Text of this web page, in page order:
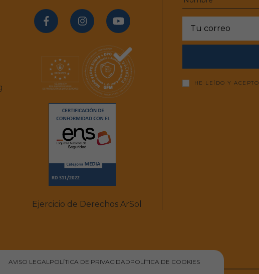
Ejercicio de Derechos ArSol
HE LEÍDO Y ACEPTO
AVISO LEGALPOLÍTICA DE PRIVACIDADPOLÍTICA DE COOKIES